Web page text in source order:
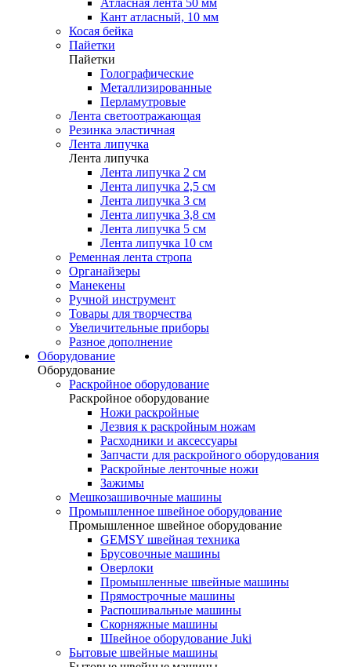
Атласная лента 50 мм
Кант атласный, 10 мм
Косая бейка
Пайетки
Пайетки
Голографические
Металлизированные
Перламутровые
Лента светоотражающая
Резинка эластичная
Лента липучка
Лента липучка
Лента липучка 2 см
Лента липучка 2,5 см
Лента липучка 3 см
Лента липучка 3,8 см
Лента липучка 5 см
Лента липучка 10 см
Ременная лента стропа
Органайзеры
Манекены
Ручной инструмент
Товары для творчества
Увеличительные приборы
Разное дополнение
Оборудование
Оборудование
Раскройное оборудование
Раскройное оборудование
Ножи раскройные
Лезвия к раскройным ножам
Расходники и аксессуары
Запчасти для раскройного оборудования
Раскройные ленточные ножи
Зажимы
Мешкозашивочные машины
Промышленное швейное оборудование
Промышленное швейное оборудование
GEMSY швейная техника
Брусовочные машины
Оверлоки
Промышленные швейные машины
Прямострочные машины
Распошивальные машины
Скорняжные машины
Швейное оборудование Juki
Бытовые швейные машины